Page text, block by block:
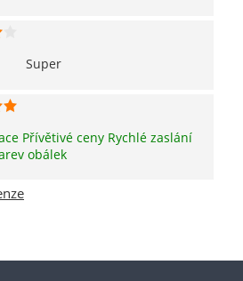
Super
Přívětivé ceny Rychlé zaslání
obálek